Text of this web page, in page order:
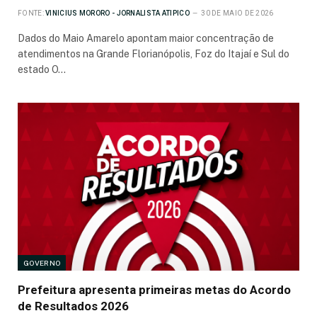
FONTE: VINICIUS MORORO - JORNALISTA ATIPICO 30 DE MAIO DE 2026
Dados do Maio Amarelo apontam maior concentração de
atendimentos na Grande Florianópolis, Foz do Itajaí e Sul do
estado O…
GOVERNO
Prefeitura apresenta primeiras metas do Acordo
de Resultados 2026